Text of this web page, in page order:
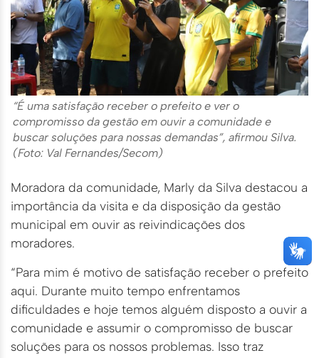
“É uma satisfação receber o prefeito e ver o
compromisso da gestão em ouvir a comunidade e
buscar soluções para nossas demandas”, afirmou Silva.
(Foto: Val Fernandes/Secom)
Moradora da comunidade, Marly da Silva destacou a
importância da visita e da disposição da gestão
municipal em ouvir as reivindicações dos
moradores.
“Para mim é motivo de satisfação receber o prefeito
aqui. Durante muito tempo enfrentamos
dificuldades e hoje temos alguém disposto a ouvir a
comunidade e assumir o compromisso de buscar
soluções para os nossos problemas. Isso traz